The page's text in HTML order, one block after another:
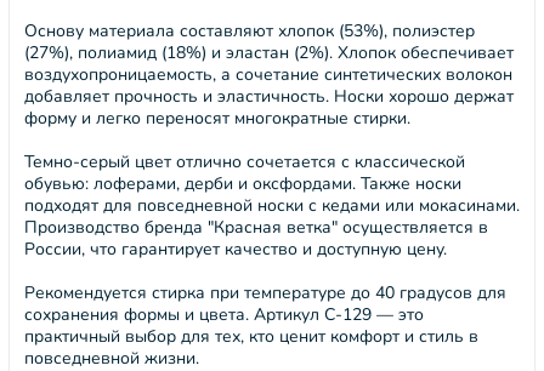
Основу материала составляют хлопок (53%), полиэстер
(27%), полиамид (18%) и эластан (2%). Хлопок обеспечивает
воздухопроницаемость, а сочетание синтетических волокон
добавляет прочность и эластичность. Носки хорошо держат
форму и легко переносят многократные стирки.
Темно-серый цвет отлично сочетается с классической
обувью: лоферами, дерби и оксфордами. Также носки
подходят для повседневной носки с кедами или мокасинами.
Производство бренда "Красная ветка" осуществляется в
России, что гарантирует качество и доступную цену.
Рекомендуется стирка при температуре до 40 градусов для
сохранения формы и цвета. Артикул С-129 — это
практичный выбор для тех, кто ценит комфорт и стиль в
повседневной жизни.